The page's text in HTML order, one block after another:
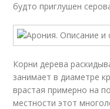
будто приглушен
Корни дерева
занимает в диаметре
врастая примерно на
местности этот